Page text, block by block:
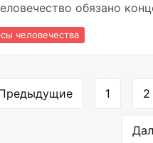
обязано
человечества
1 2